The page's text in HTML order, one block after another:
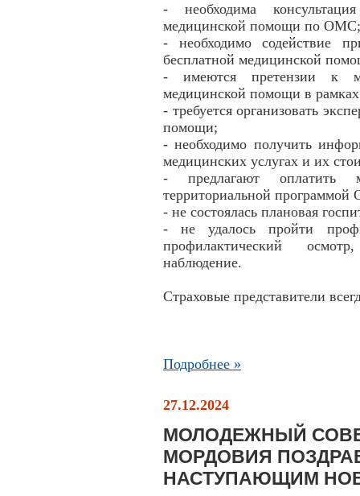
- необходима
медицинской помощи по
- необходимо содействие
бесплатной медицинской
- имеются претензии к
медицинской помощи в
- требуется организовать
помощи;
- необходимо получить
медицинских услугах и их
- предлагают оплатить
территориальной
- не состоялась плановая
- не удалось пройти
профилактический
наблюдение.
Страховые представители
Подробнее »
27.12.2024
МОЛОДЕЖНЫЙ
МОРДОВИЯ
НАСТУПАЮЩИМ